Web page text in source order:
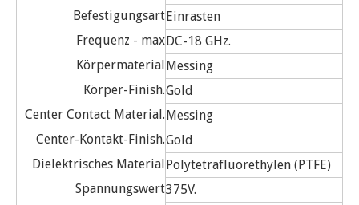
BefestigungsartEinrasten
Frequenz - maxDC-18 GHz.
KörpermaterialMessing
Körper-Finish.Gold
Center Contact Material.Messing
Center-Kontakt-Finish.Gold
Dielektrisches MaterialPolytetrafluorethylen (PTFE)
Spannungswert375V.